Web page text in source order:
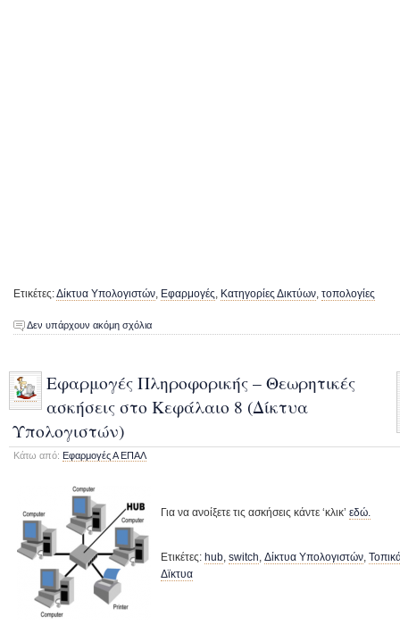
Ετικέτες:Δίκτυα Υπολογιστών Εφαρμογές Κατηγορίες Δικτύων τοπολογίες
Δεν υπάρχουν ακόμη σχόλια
Εφαρμογές Πληροφορικής – Θεωρητικές
ασκήσεις στο Κεφάλαιο 8 (Δίκτυα
Υπολογιστών)
Κάτω από: Εφαρμογές Α ΕΠΑΛ
Για να ανοίξετε τις ασκήσεις κάντε ‘κλικ’ εδώ.
Ετικέτες: hub, switch, Δίκτυα Υπολογιστών,
Δϊκτυα